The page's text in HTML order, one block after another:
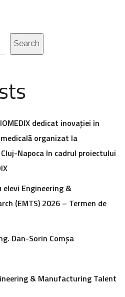
Search
dedicat inovației în
organizat la
Napoca în cadrul proiectului
elevi Engineering &
(EMTS) 2026 – Termen de
Dan-Sorin Comșa
& Manufacturing Talent